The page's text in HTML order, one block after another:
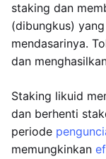
staking dan
(dibungkus)
mendasarinya.
dan
Staking likuid
dan berhenti
periode
memungkinkan